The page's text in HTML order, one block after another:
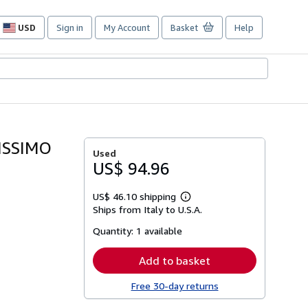
USD
Site
preferences
Sign in My Account Basket Help
Used
US$ 94.96
US$ 46.10 shipping
Learn
more
Ships from Italy to U.S.A.
Quantity: 1 available
Add to basket
Free 30-day returns